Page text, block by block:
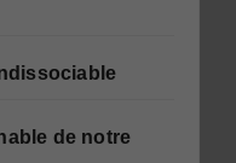
de notre